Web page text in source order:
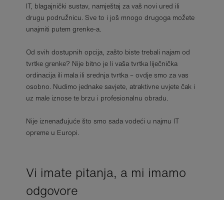
IT, blagajnički sustav, namještaj za vaš novi ured ili
drugu podružnicu. Sve to i još mnogo drugoga možete
unajmiti putem grenke-a.
Od svih dostupnih opcija, zašto biste trebali najam od
tvrtke grenke? Nije bitno je li vaša tvrtka liječnička
ordinacija ili mala ili srednja tvrtka – ovdje smo za vas
osobno. Nudimo jednake savjete, atraktivne uvjete čak i
uz male iznose te brzu i profesionalnu obradu.
Nije iznenađujuće što smo sada vodeći u najmu IT
opreme u Europi.
Vi imate pitanja, a mi imamo
odgovore